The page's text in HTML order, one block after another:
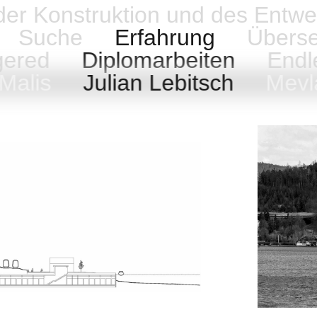
Konstruktion und des
Suche Erfahrung
Diplomarbeiten
Julian Lebitsch